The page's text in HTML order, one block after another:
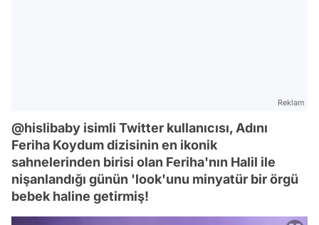
Reklam
@hislibaby isimli Twitter kullanıcısı, Adını
Feriha Koydum dizisinin en ikonik
sahnelerinden birisi olan Feriha'nın Halil ile
nişanlandığı günün 'look'unu minyatür bir örgü
bebek haline getirmiş!